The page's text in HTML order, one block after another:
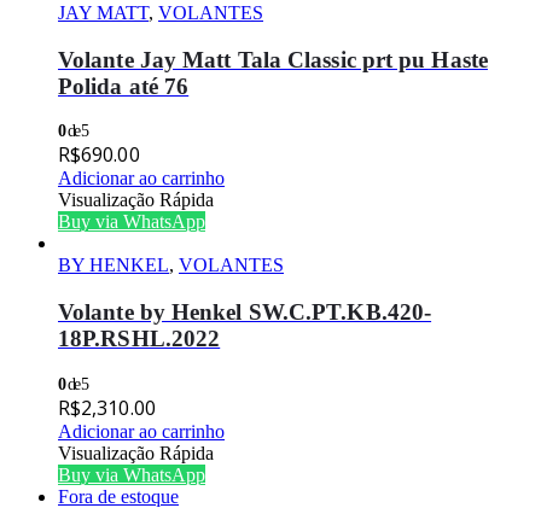
JAY MATT, VOLANTES
Volante Jay Matt Tala Classic prt pu Haste
Polida até 76
0de 5
R$690.00
Adicionar ao carrinho
Visualização Rápida
Buy via WhatsApp
BY HENKEL, VOLANTES
Volante by Henkel SW.C.PT.KB.420-
18P.RSHL.2022
0de 5
R$2,310.00
Adicionar ao carrinho
Visualização Rápida
Buy via WhatsApp
Fora de estoque